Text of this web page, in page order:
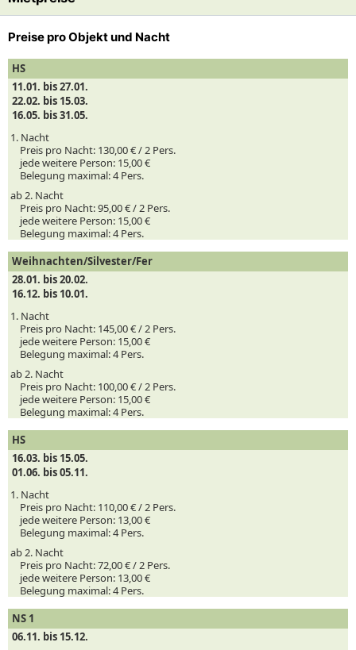
Preise pro Objekt und Nacht
HS
11.01. bis 27.01.
22.02. bis 15.03.
16.05. bis 31.05.
1. Nacht
Preis pro Nacht: 130,00 € /2 Pers.
jede weitere Person: 15,00 €
Belegung maximal:4 Pers.
ab 2. Nacht
Preis pro Nacht:95,00 € /2 Pers.
jede weitere Person: 15,00 €
Belegung maximal:4 Pers.
Weihnachten/Silvester/Fer
28.01. bis 20.02.
16.12. bis 10.01.
1. Nacht
Preis pro Nacht: 145,00 € /2 Pers.
jede weitere Person: 15,00 €
Belegung maximal:4 Pers.
ab 2. Nacht
Preis pro Nacht: 100,00 € /2 Pers.
jede weitere Person: 15,00 €
Belegung maximal:4 Pers.
HS
16.03. bis 15.05.
01.06. bis 05.11.
1. Nacht
Preis pro Nacht: 110,00 € /2 Pers.
jede weitere Person: 13,00 €
Belegung maximal:4 Pers.
ab 2. Nacht
Preis pro Nacht:72,00 € /2 Pers.
jede weitere Person: 13,00 €
Belegung maximal:4 Pers.
NS 1
06.11. bis 15.12.